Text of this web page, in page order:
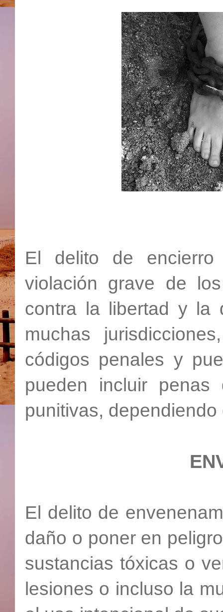
El delito de
violación grave de
contra la libertad y la
muchas
códigos penales y
pueden incluir
punitivas,
El delito de
daño o poner en
sustancias tóxicas o
lesiones o incluso la